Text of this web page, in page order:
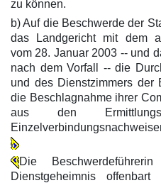
zu können.
b) Auf die Beschwerde der
das Landgericht mit dem
vom 28. Januar 2003 -- und
nach dem Vorfall -- die
und des Dienstzimmers der
die Beschlagnahme ihrer
aus den
Die
Dienstgeheimnis